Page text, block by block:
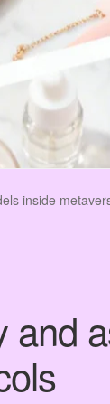
Tienda
inside
and